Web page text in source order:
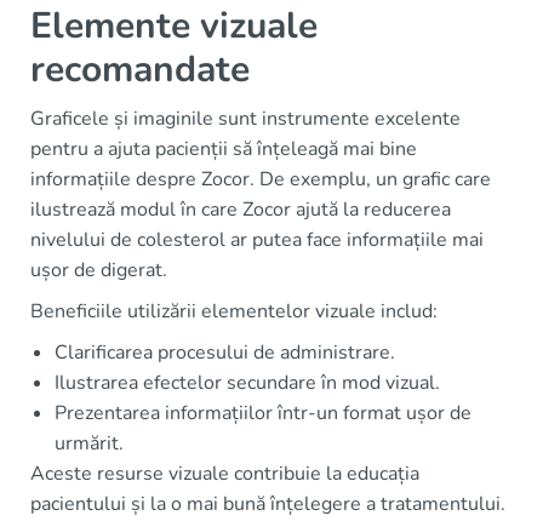
Elemente vizuale
recomandate
Graficele și imaginile sunt instrumente excelente
pentru a ajuta pacienții să înțeleagă mai bine
informațiile despre Zocor. De exemplu, un grafic care
ilustrează modul în care Zocor ajută la reducerea
nivelului de colesterol ar putea face informațiile mai
ușor de digerat.
Beneficiile utilizării elementelor vizuale includ:
Clarificarea procesului de administrare.
Ilustrarea efectelor secundare în mod vizual.
Prezentarea informațiilor într-un format ușor de
urmărit.
Aceste resurse vizuale contribuie la educația
pacientului și la o mai bună înțelegere a tratamentului.